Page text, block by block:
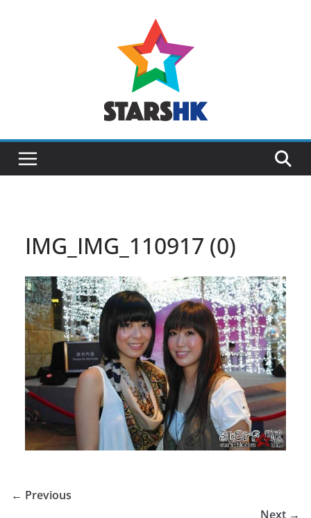
IMG_IMG_110917 (0)
← Previous
Next →